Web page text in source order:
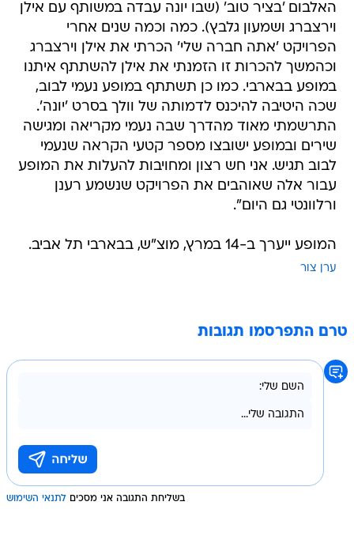
האלבום 'בציר טוב' (שבו יונה עבדה במשותף עם אילן
וירצברג ושמעון גלבץ). כמה וכמה שנים אחרי
הפרויקט 'אתה חברה שלי' הכרתי את אילן וירצברג
וכהמשך להכרות זו הזמנתי את אילן להשתתף איתנו
במופע בבארבי. כמו כן תשתתף במופע נעמי לבוב,
שכה היטיבה להיכנס לדמותה של וולך בסרט 'יונה'.
התרשמתי מאוד מהדרך שבה נעמי מקריאה ומגישה
שירים ובמופע ישובצו מספר קטעי הקראה שנעמי
לבוב תגיש. אני חש רצון ומחויבות להעלות את המופע
עבור אלה שאוהבים את הפרויקט שנשמע רענן
ורלוונטי גם היום".
המופע ייערך ב-14 במרץ, מוצ"ש, בבארבי תל אביב.
ערן צור
טרם התפרסמו תגובות
בשליחת התגובה אני מסכים לתנאי השימוש